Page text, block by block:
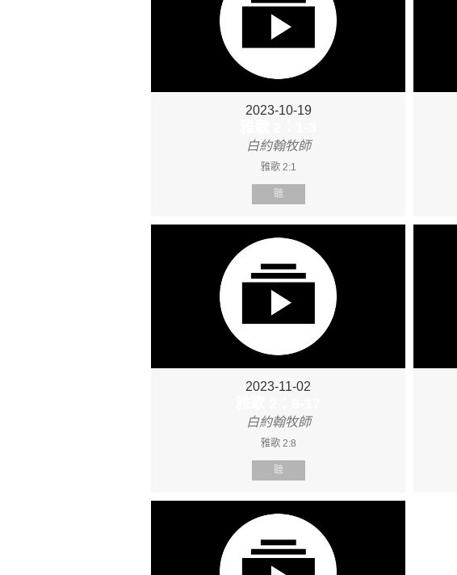
2023-10-19
白約翰牧師
雅歌 2:1
聽
2023-11-02
白約翰牧師
雅歌 2:8
聽